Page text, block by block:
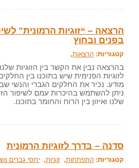
הרצאה – “זוגיות הרמונית"
בפנים ובחוץ
קטגוריות: הרצאות,
בהרצאה נבין את הקשר בין הזוגיות
לזוגיות הפנימית שיש בתוכנו בין
מודע. נכיר את החלקים הגברי והנשי
ניתן להשתמש בהיכרות עמם לשיפור
שלנו ואיזון בין הרוח והחומר בתוכנו.
סדנה – בדרך לזוגיות הרמונית
קטגוריות: התפתחות, זוגיות, יחסי גברים